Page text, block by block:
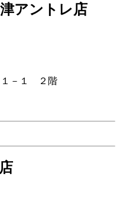
アントレ店
１－１ ２階